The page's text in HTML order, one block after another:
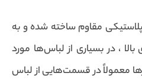
پلاستیکی مقاوم ساخته شده و به
، در بسیاری از لباس‌ها مورد
معمولاً در قسمت‌هایی از لباس